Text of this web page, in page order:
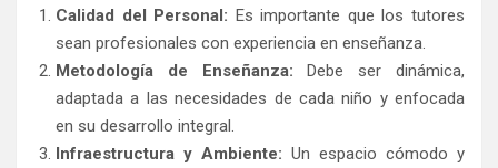
Calidad del Personal: Es importante que los tutores
sean profesionales con experiencia en enseñanza.
Metodología de Enseñanza: Debe ser dinámica,
adaptada a las necesidades de cada niño y enfocada
en su desarrollo integral.
Infraestructura y Ambiente: Un espacio cómodo y